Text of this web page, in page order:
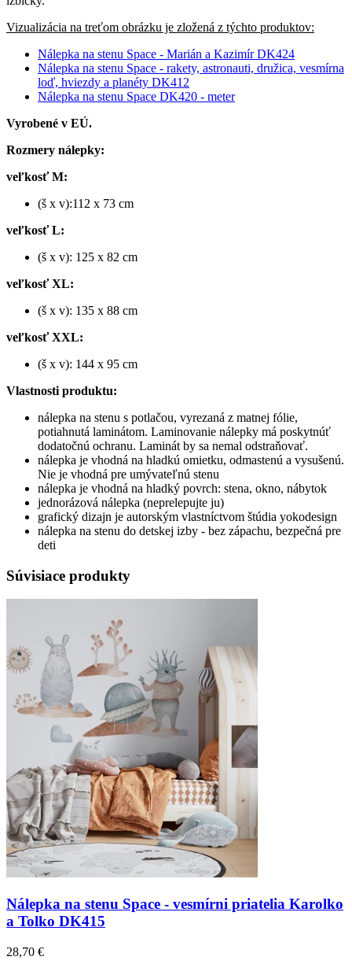
Vizualizácia na treťom obrázku je zložená z týchto produktov:
Nálepka na stenu Space - Marián a Kazimír DK424
Nálepka na stenu Space - rakety, astronauti, družica, vesmírna
loď, hviezdy a planéty DK412
Nálepka na stenu Space DK420 - meter
Vyrobené v EÚ.
Rozmery nálepky:
veľkosť M:
(š x v):112 x 73 cm
veľkosť L:
(š x v): 125 x 82 cm
veľkosť XL:
(š x v): 135 x 88 cm
veľkosť XXL:
(š x v): 144 x 95 cm
Vlastnosti produktu:
nálepka na stenu s potlačou, vyrezaná z matnej fólie,
potiahnutá laminátom. Laminovanie nálepky má poskytnúť
dodatočnú ochranu. Laminát by sa nemal odstraňovať.
nálepka je vhodná na hladkú omietku, odmastenú a vysušenú.
Nie je vhodná pre umývateľnú stenu
nálepka je vhodná na hladký povrch: stena, okno, nábytok
jednorázová nálepka (neprelepujte ju)
grafický dizajn je autorským vlastníctvom štúdia yokodesign
nálepka na stenu do detskej izby - bez zápachu, bezpečná pre
deti
Súvisiace produkty
Nálepka na stenu Space - vesmírni priatelia Karolko
a Tolko DK415
28,70 €